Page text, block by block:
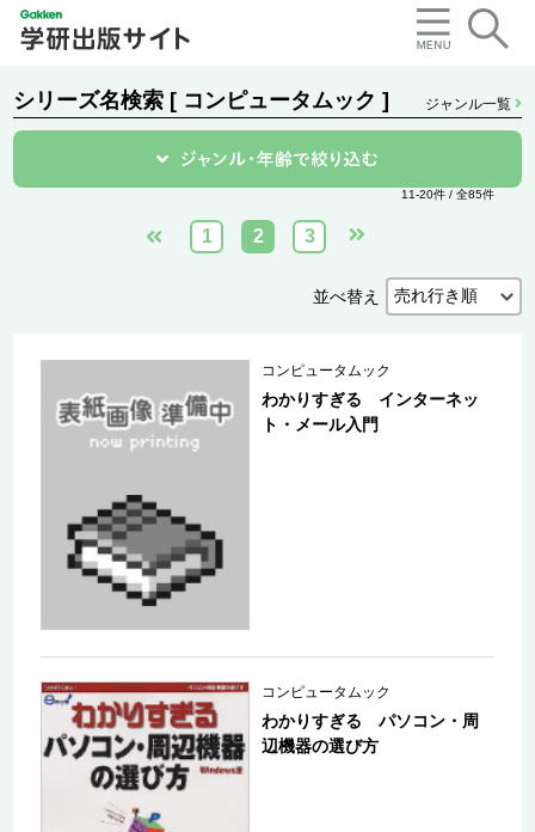
シリーズ名検索 [ コンピュータムック ] ジャンル一覧
11-20件 / 全85件
1 2 3
並べ替え
コンピュータムック
わかりすぎる インターネッ
ト・メール入門
コンピュータムック
わかりすぎる パソコン・周
辺機器の選び方